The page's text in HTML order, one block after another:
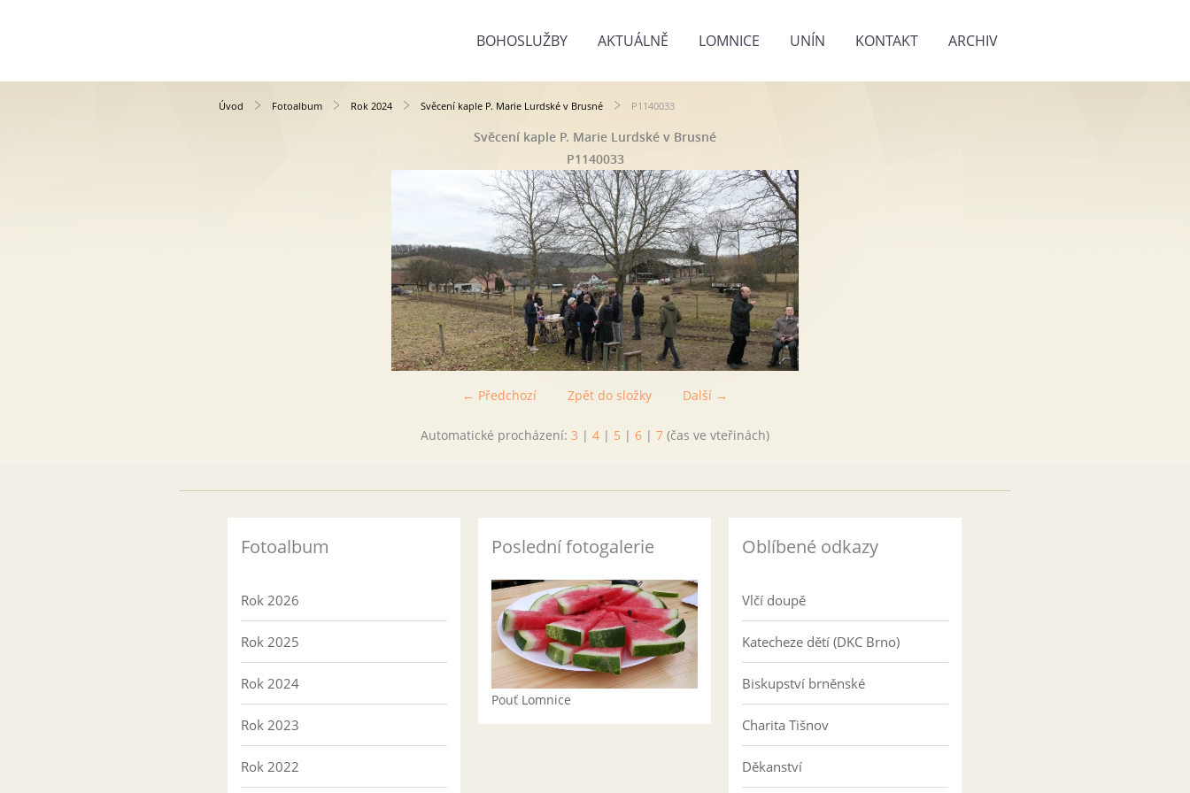
BOHOSLUŽBY AKTUÁLNĚ LOMNICE UNÍN KONTAKT ARCHIV
Úvod Fotoalbum Rok 2024 Svěcení kaple P. Marie Lurdské v Brusné P1140033
Svěcení kaple P. Marie Lurdské v Brusné
P1140033
← Předchozí Další →
Zpět do složky
Automatické procházení: 3 | 4 | 5 | 6 | 7 (čas ve vteřinách)
Fotoalbum
Rok 2026
Rok 2025
Rok 2024
Rok 2023
Rok 2022
Poslední fotogalerie
Pouť Lomnice
Oblíbené odkazy
Vlčí doupě
Katecheze dětí (DKC Brno)
Biskupství brněnské
Charita Tišnov
Děkanství